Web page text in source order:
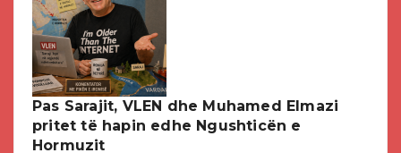
Pas Sarajit, VLEN dhe Muhamed Elmazi
pritet të hapin edhe Ngushticën e
Hormuzit